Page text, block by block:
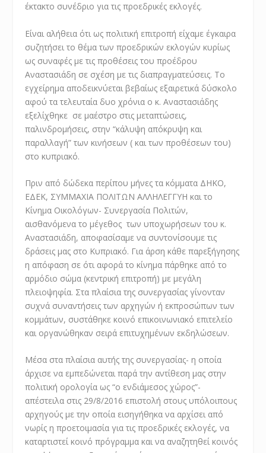
έκτακτο συνέδριο για τις προεδρικές εκλογές.
Είναι αλήθεια ότι ως πολιτική επιτροπή είχαμε έγκαιρα
συζητήσει το θέμα των προεδρικών εκλογών κυρίως
ως συναφές με τις προθέσεις του προέδρου
Αναστασιάδη σε σχέση με τις διαπραγματεύσεις. Το
εγχείρημα αποδεικνύεται βεβαίως εξαιρετικά δύσκολο
αφού τα τελευταία δυο χρόνια ο κ. Αναστασιάδης
εξελίχθηκε σε μαέστρο στις μεταπτώσεις,
παλινδρομήσεις, στην “κάλυψη απόκρυψη και
παραλλαγή” των κινήσεων ( και των προθέσεων του)
στο κυπριακό.
Πριν από δώδεκα περίπου μήνες τα κόμματα ΔΗΚΟ,
ΕΔΕΚ, ΣΥΜΜΑΧΙΑ ΠΟΛΙΤΩΝ ΑΛΛΗΛΕΓΓΥΗ και το
Κίνημα Οικολόγων- Συνεργασία Πολιτών,
αισθανόμενα το μέγεθος των υποχωρήσεων του κ.
Αναστασιάδη, αποφασίσαμε να συντονίσουμε τις
δράσεις μας στο Κυπριακό. Για άρση κάθε παρεξήγησης
η απόφαση σε ότι αφορά το κίνημα πάρθηκε από το
αρμόδιο σώμα (κεντρική επιτροπή) με μεγάλη
πλειοψηφία. Στα πλαίσια της συνεργασίας γίνονταν
συχνά συναντήσεις των αρχηγών ή εκπροσώπων των
κομμάτων, συστάθηκε κοινό επικοινωνιακό επιτελείο
και οργανώθηκαν σειρά επιτυχημένων εκδηλώσεων.
Μέσα στα πλαίσια αυτής της συνεργασίας- η οποία
άρχισε να εμπεδώνεται παρά την αντίθεση μας στην
πολιτική ορολογία ως “ο ενδιάμεσος χώρος”-
απέστειλα στις 29/8/2016 επιστολή στους υπόλοιπους
αρχηγούς με την οποία εισηγήθηκα να αρχίσει από
νωρίς η προετοιμασία για τις προεδρικές εκλογές, να
καταρτιστεί κοινό πρόγραμμα και να αναζητηθεί κοινός